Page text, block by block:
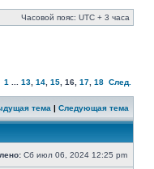
Часовой пояс: UTC + 3 часа
1 13 14 15 16 17 18 След.
тема | Следующая тема
Сб июл 06, 2024 12:25 pm